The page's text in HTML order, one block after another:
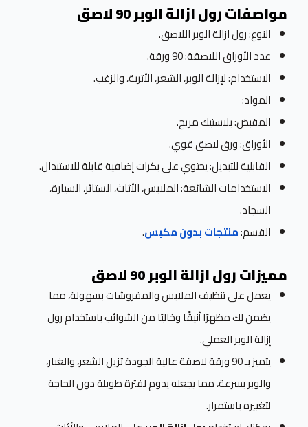
مواصفات رول ازالة الوبر 90 لاصق
النوع: رول ازالة الوبر اللاصق.
عدد الأوراق اللاصقة: 90 ورقة.
الاستخدام: لإزالة الوبر، الشعر، الأتربة، والزغب.
المواد:
المقبض: بلاستيك مريح.
الأوراق: ورق لاصق قوي.
القابلية للتبديل: يحتوي على بكرات إضافية قابلة للاستبدال.
الاستخدامات الشائعة: الملابس، الأثاث، الستائر، السيارة،
السجاد.
القسم:منتجات بدون مكبس.
مميزات رول ازالة الوبر 90 لاصق
يعمل على تنظيف الملابس والمفروشات بسهولة، مما
يضمن لك مظهرًا أنيقًا وخاليًا من الشوائب باستخدام رول
إزالة الوبر العملي.
يتميز بـ 90 ورقة لاصقة عالية الجودة تزيل الشعر، والغبار،
والوبر بسرعة، مما يجعله يدوم لفترة طويلة دون الحاجة
لتغييره باستمرار.